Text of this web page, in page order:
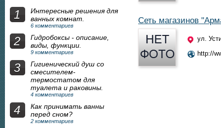
1
Интересные решения для
ванных комнат.
6 комментариев
2
Гидробоксы - описание,
виды, функции.
9 комментариев
3
Гигиенический душ со
смесителем-
термостатом для
туалета и раковины.
4 комментариев
4
Как принимать ванны
перед сном?
2 комментариев
Сеть магазинов
ул.
http://